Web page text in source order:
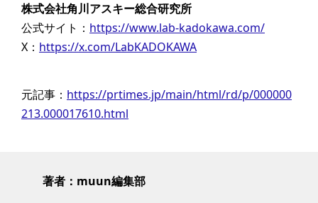
株式会社角川アスキー総合研究所
公式サイト： https://www.lab-kadokawa.com/
X： https://x.com/LabKADOKAWA
元記事： https://prtimes.jp/main/html/rd/p/000000
213.000017610.html
著者：muun編集部